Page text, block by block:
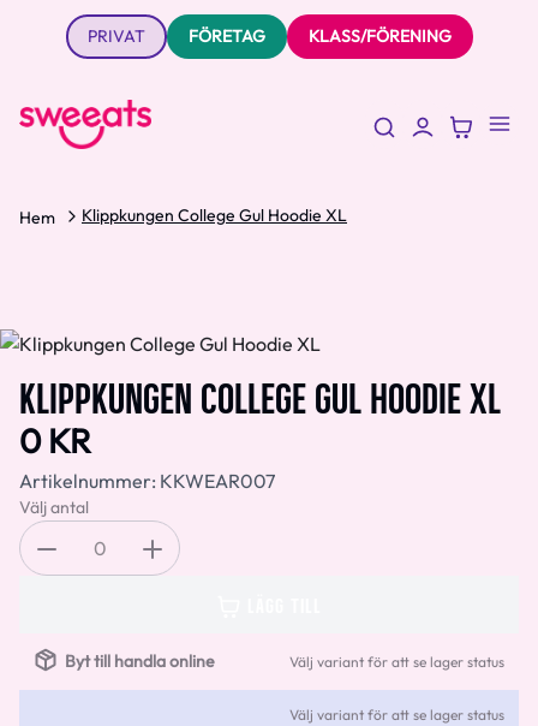
PRIVAT FÖRETAG KLASS/FÖRENING
Hem Klippkungen College Gul Hoodie XL
KLIPPKUNGEN COLLEGE GUL HOODIE XL
0 KR
Artikelnummer: KKWEAR007
Välj antal
0
Byt till handla online Välj variant för att se lager status
Välj variant för att se lager status